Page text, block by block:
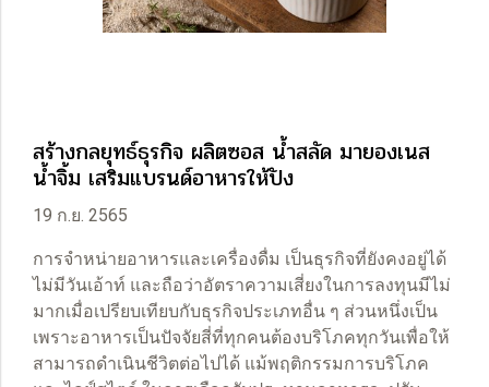
สร้างกลยุทธ์ธุรกิจ ผลิตซอส น้ำสลัด มายองเนส
น้ำจิ้ม เสริมแบรนด์อาหารให้ปัง
19 ก.ย. 2565
การจำหน่ายอาหารและเครื่องดื่ม เป็นธุรกิจที่ยังคงอยู่ได้
ไม่มีวันเอ้าท์ และถือว่าอัตราความเสี่ยงในการลงทุนมีไม่
มากเมื่อเปรียบเทียบกับธุรกิจประเภทอื่น ๆ ส่วนหนึ่งเป็น
เพราะอาหารเป็นปัจจัยสี่ที่ทุกคนต้องบริโภคทุกวันเพื่อให้
สามารถดำเนินชีวิตต่อไปได้ แม้พฤติกรรมการบริโภค